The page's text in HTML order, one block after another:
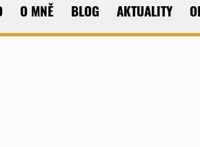
O MNĚ BLOG AKTUALITY